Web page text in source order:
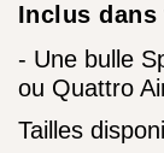
Inclus
- Une bulle
ou Quattro
Tailles